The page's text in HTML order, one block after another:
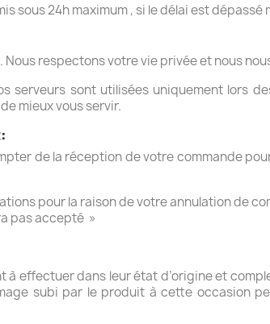
sous 24h maximum , si le délai est
respectons votre vie privée et nous
serveurs sont utilisées uniquement lors
mieux vous servir.
de la réception de votre commande
pour la raison de votre annulation de
pas accepté »
effectuer dans leur état d’origine et
subi par le produit à cette occasion